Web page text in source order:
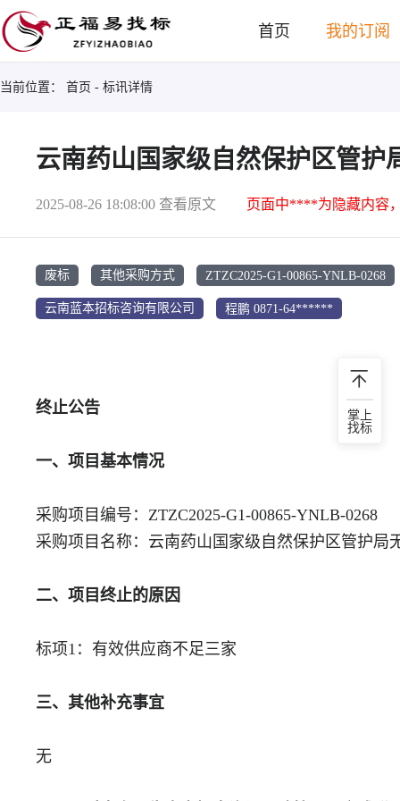
首页 我的订阅
当前位置： 首页 - 标讯详情
云南药山国家级自然保护区管护
2025-08-26 18:08:00 查看原文 页面中****为隐藏内容
废标 其他采购方式 ZTZC2025-G1-00865-YNLB-0268
云南蓝本招标咨询有限公司 程鹏 0871-64******
终止公告
一、项目基本情况
采购项目编号：ZTZC2025-G1-00865-YNLB-0268
采购项目名称：云南药山国家级自然保护区管护局
二、项目终止的原因
标项1：有效供应商不足三家
三、其他补充事宜
无
掌上
找标